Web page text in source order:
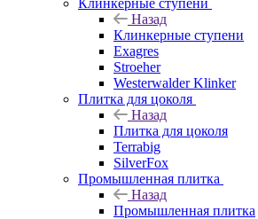
Клинкерные ступени
Назад
Клинкерные ступени
Exagres
Stroeher
Westerwalder Klinker
Плитка для цоколя
Назад
Плитка для цоколя
Terrabig
SilverFox
Промышленная плитка
Назад
Промышленная плитка